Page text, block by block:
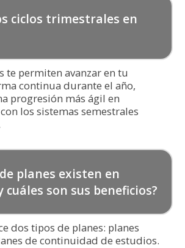
ciclos trimestrales en
te permiten avanzar en tu
continua durante el año,
progresión más ágil en
los sistemas semestrales
planes existen en
cuáles son sus beneficios?
dos tipos de planes: planes
de continuidad de estudios.